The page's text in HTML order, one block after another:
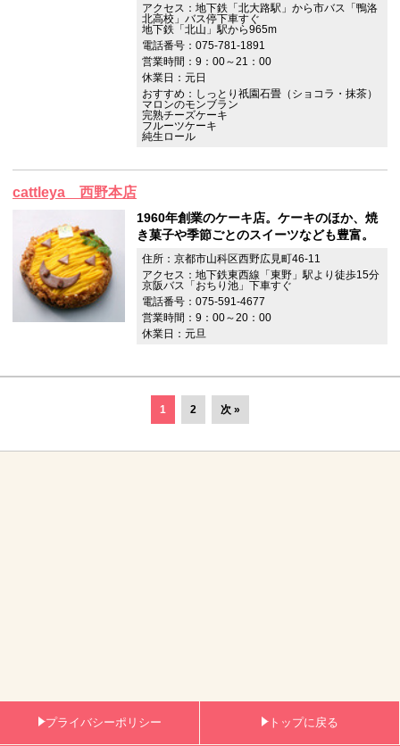
アクセス：地下鉄「北大路駅」から市バス「鴨洛
北高校」バス停下車すぐ
地下鉄「北山」駅から965m
電話番号：075-781-1891
営業時間：9：00～21：00
休業日：元日
おすすめ：しっとり祇園石畳（ショコラ・抹茶）
マロンのモンブラン
完熟チーズケーキ
フルーツケーキ
純生ロール
cattleya 西野本店
1960年創業のケーキ店。ケーキのほか、焼
き菓子や季節ごとのスイーツなども豊富。
住所：京都市山科区西野広見町46-11
アクセス：地下鉄東西線「東野」駅より徒歩15分
京阪バス「おちり池」下車すぐ
電話番号：075-591-4677
営業時間：9：00～20：00
休業日：元旦
1 2 次 »
プライバシーポリシー トップに戻る